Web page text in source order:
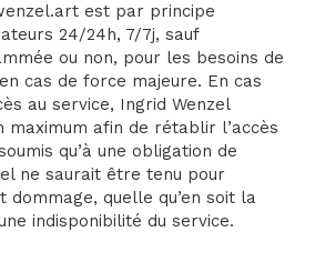
est par principe
24/24h, 7/7j, sauf
ou non, pour les besoins de
cas de force majeure. En cas
au service, Ingrid Wenzel
maximum afin de rétablir l’accès
qu’à une obligation de
ne saurait être tenu pour
quelle qu’en soit la
indisponibilité du service.